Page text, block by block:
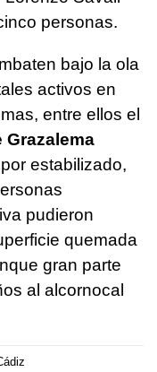
personas.
bajo la ola
activos en
entre ellos el
Grazalema
estabilizado,
pudieron
quemada
gran parte
al alcornocal